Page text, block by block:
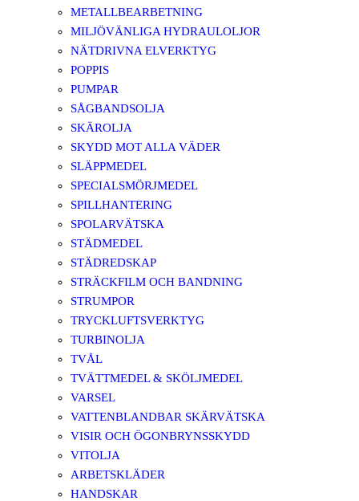
METALLBEARBETNING
MILJÖVÄNLIGA HYDRAULOLJOR
NÄTDRIVNA ELVERKTYG
POPPIS
PUMPAR
SÅGBANDSOLJA
SKÄROLJA
SKYDD MOT ALLA VÄDER
SLÄPPMEDEL
SPECIALSMÖRJMEDEL
SPILLHANTERING
SPOLARVÄTSKA
STÄDMEDEL
STÄDREDSKAP
STRÄCKFILM OCH BANDNING
STRUMPOR
TRYCKLUFTSVERKTYG
TURBINOLJA
TVÅL
TVÄTTMEDEL & SKÖLJMEDEL
VARSEL
VATTENBLANDBAR SKÄRVÄTSKA
VISIR OCH ÖGONBRYNSSKYDD
VITOLJA
ARBETSKLÄDER
HANDSKAR